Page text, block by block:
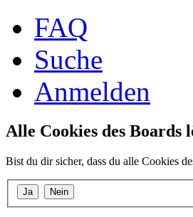
FAQ
Suche
Anmelden
Alle Cookies des Boards
Bist du dir sicher, dass du alle Cookies